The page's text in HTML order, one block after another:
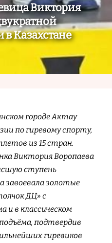
Виктория
Казахстане
городе Актау
по гиревому спорту,
из 15 стран.
Виктория Воропаева
ступень
завоевала золотые
ДЦ» с
и в классическом
подтвердив
гиревиков